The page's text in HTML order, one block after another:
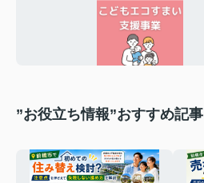
”お役立ち情報”おすすめ記事